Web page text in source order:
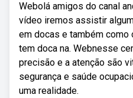
Webolá amigos do canal
vídeo iremos assistir
em docas e também
tem doca na. Webnesse
precisão e a atenção são
segurança e saúde
uma realidade.